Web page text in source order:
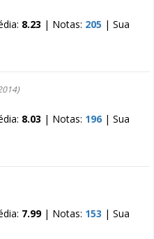
8.23 | Notas: 205 | Sua
8.03 | Notas: 196 | Sua
7.99| Notas: 153 | Sua